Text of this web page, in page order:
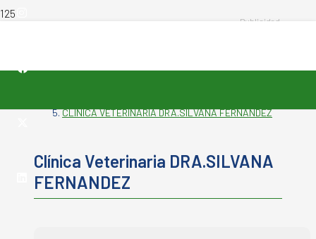
-
CLÍNICA VETERINARIA DRA.SILVANA FERNANDEZ
Clínica Veterinaria DRA.SILVANA
FERNANDEZ